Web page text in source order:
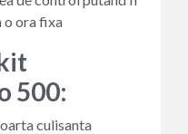
o ora fixa
500:
culisanta